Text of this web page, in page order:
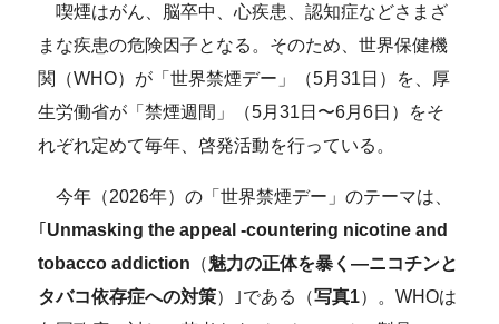
喫煙はがん、脳卒中、心疾患、認知症などさまざ
まな疾患の危険因子となる。そのため、世界保健機
関（WHO）が「世界禁煙デー」（5月31日）を、厚
生労働省が「禁煙週間」（5月31日〜6月6日）をそ
れぞれ定めて毎年、啓発活動を行っている。
今年（2026年）の「世界禁煙デー」のテーマは、
｢ Unmasking the appeal -countering nicotine and
tobacco addiction （魅力の正体を暴く―ニコチンと
タバコ依存症への対策）｣である（写真1）。WHOは